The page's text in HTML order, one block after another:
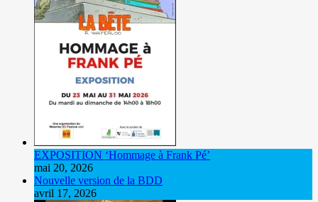
EXPOSITION ‘Hommage à Frank Pé’
mai 20, 2026
Nouvelle version de la BDD
avril 17, 2026